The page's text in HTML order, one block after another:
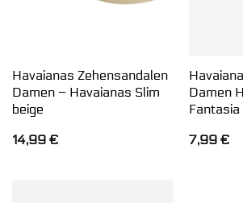
Havaianas Zehensandalen
Damen – Havaianas Slim
beige
14,99 €
Damen
Fantasia
7,99 €